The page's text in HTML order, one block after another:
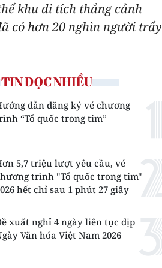
khu di tích thắng cảnh
có hơn 20 nghìn người trẩy
TIN ĐỌC NHIỀU
dẫn đăng ký vé chương
“Tổ quốc trong tim”
5,7 triệu lượt yêu cầu, vé
trình "Tổ quốc trong tim"
hết chỉ sau 1 phút 27 giây
xuất nghỉ 4 ngày liên tục dịp
Văn hóa Việt Nam 2026